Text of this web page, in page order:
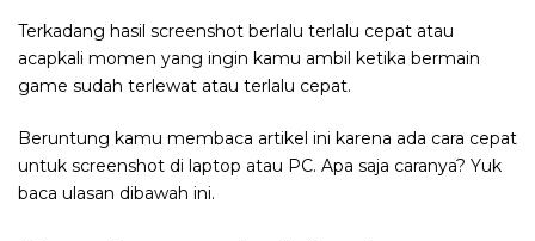
Terkadang hasil screenshot berlalu terlalu cepat atau
acapkali momen yang ingin kamu ambil ketika bermain
game sudah terlewat atau terlalu cepat.
Beruntung kamu membaca artikel ini karena ada cara cepat
untuk screenshot di laptop atau PC. Apa saja caranya? Yuk
baca ulasan dibawah ini.